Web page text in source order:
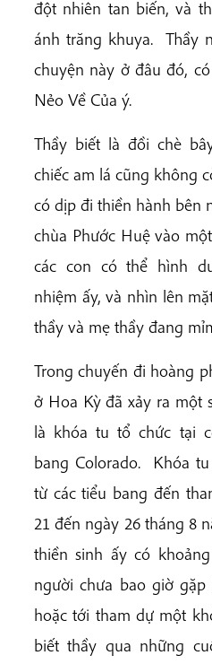
đột nhiên tan biến, và
ánh trăng khuya. Thầy
chuyện này ở đâu đó,
Nẻo Về Của ý.
Thầy biết là đồi chè
chiếc am lá cũng không
có dịp đi thiền hành bên
chùa Phước Huệ vào
các con có thể hình
nhiệm ấy, và nhìn lên
thầy và mẹ thầy đang
Trong chuyến đi hoàng
ở Hoa Kỳ đã xảy ra một
là khóa tu tổ chức tại
bang Colorado. Khóa
từ các tiểu bang đến
21 đến ngày 26 tháng 8
thiền sinh ấy có
người chưa bao giờ
hoặc tới tham dự một
biết thầy qua những